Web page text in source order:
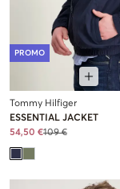
PROMO
Tommy Hilfiger
ESSENTIAL JACKET
54,50 €109 €